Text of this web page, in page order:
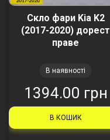
Скло фари Kia K2
(2017-2020) дорест
праве
В наявності
1394.00 грн
В КОШИК